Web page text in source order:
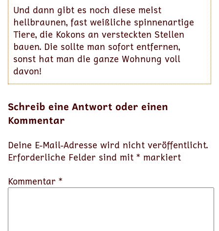
Und dann gibt es noch diese meist
hellbraunen, fast weißliche spinnenartige
Tiere, die Kokons an versteckten Stellen
bauen. Die sollte man sofort entfernen,
sonst hat man die ganze Wohnung voll
davon!
Schreib eine Antwort oder einen
Kommentar
Deine E-Mail-Adresse wird nicht veröffentlicht.
Erforderliche Felder sind mit * markiert
Kommentar *